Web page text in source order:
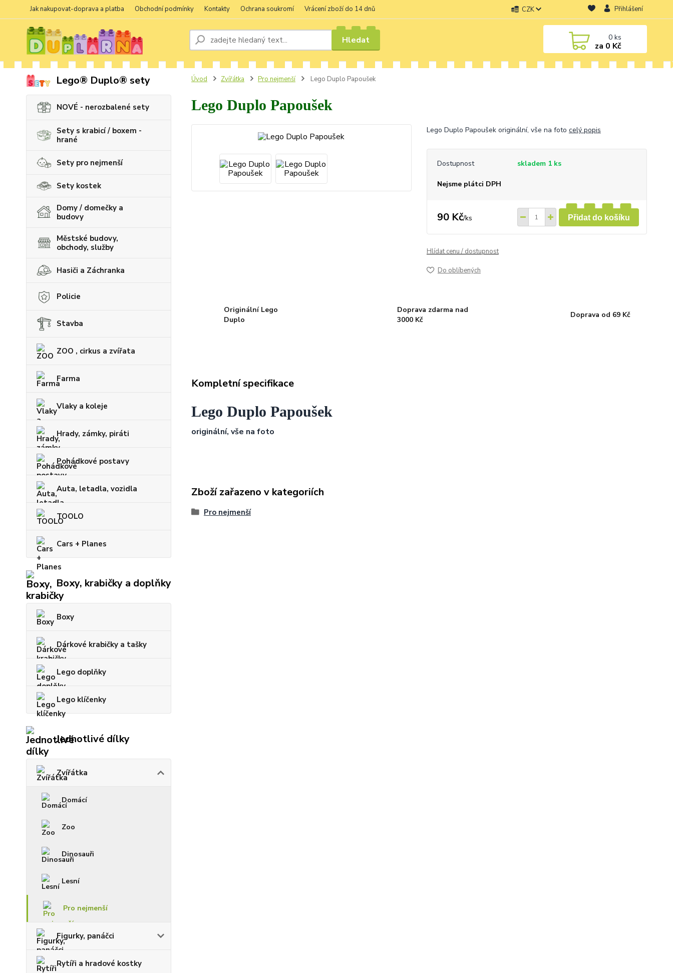
Jak nakupovat-doprava a platba Obchodní podmínky Kontakty Ochrana soukromí Vrácení zboží do 14 dnů CZK Přihlášení
Hledat 0ks
za 0 Kč
Lego® Duplo® sety
NOVÉ - nerozbalené sety
Sety s krabicí / boxem -
hrané
Sety pro nejmenší
Sety kostek
Domy / domečky a
budovy
Městské budovy,
obchody, služby
Hasiči a Záchranka
Policie
Stavba
ZOO , cirkus a zvířata
Farma
Vlaky a koleje
Hrady, zámky, piráti
Pohádkové postavy
Auta, letadla, vozidla
TOOLO
Cars + Planes
Boxy, krabičky a doplňky
Boxy
Dárkové krabičky a tašky
Lego doplňky
Lego klíčenky
Jednotlivé dílky
Zvířátka
Domácí
Zoo
Dinosauři
Lesní
Pro nejmenší
Figurky, panáčci
Rytíři a hradové kostky
Úvod Zvířátka Pro nejmenší Lego Duplo Papoušek
Lego Duplo Papoušek
Lego Duplo Papoušek originální, vše na foto celý popis
Dostupnost skladem 1 ks
Nejsme plátci DPH
90 Kč/ks Přidat do košíku
Hlídat cenu / dostupnost
Do oblíbených
Originální Lego
Duplo
Doprava zdarma nad
3000 Kč
Doprava od 69 Kč
Kompletní specifikace
Lego Duplo Papoušek
originální, vše na foto
Zboží zařazeno v kategoriích
Pro nejmenší